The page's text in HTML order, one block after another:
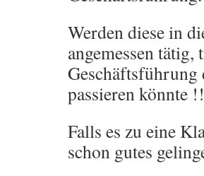
Werden diese in
angemessen
passieren könnte
Falls es zu eine
schon gutes